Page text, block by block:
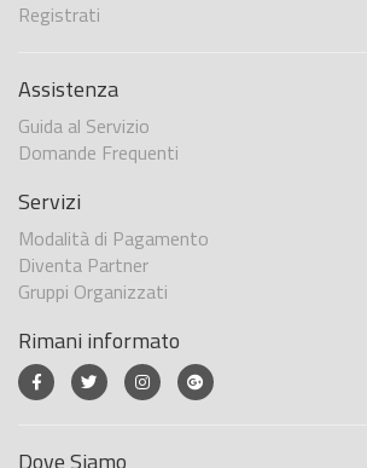
Registrati
Assistenza
Guida al Servizio
Domande Frequenti
Servizi
Modalità di Pagamento
Diventa Partner
Gruppi Organizzati
Rimani informato
Dove Siamo